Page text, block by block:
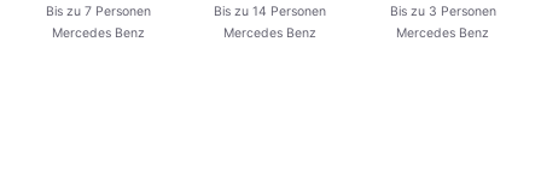
Bis zu 7 Personen
Mercedes Benz
Bis zu 14 Personen
Mercedes Benz
Bis zu 3 Personen
Mercedes Benz